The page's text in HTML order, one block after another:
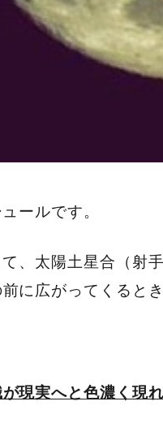
ールです。
、太陽土星合（射
に広がってくるとき
現実へと色濃く現